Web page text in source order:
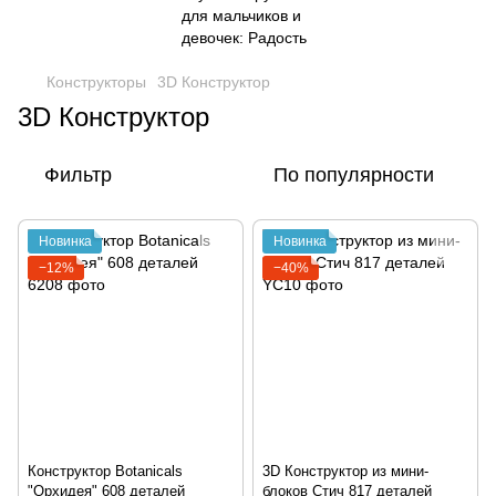
Конструкторы 3D Конструктор
3D Конструктор
Фильтр По популярности
Новинка
−12%
Конструктор Botanicals
"Орхидея" 608 деталей
Новинка
−40%
3D Конструктор из мини-
блоков Стич 817 деталей